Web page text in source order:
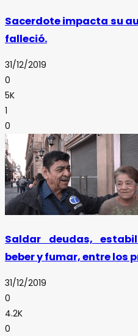
Sacerdote impacta su
falleció.
31/12/2019
0
5K
1
0
Saldar deudas,
beber y fumar, entre los
31/12/2019
0
4.2K
0